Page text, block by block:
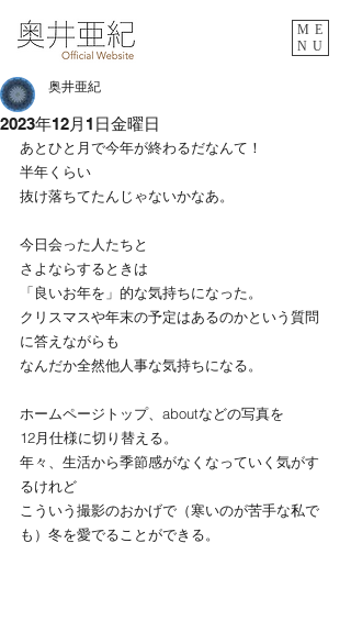
ME
NU
2023年12月1日金曜日
奥井亜紀
あとひと月で今年が終わるだなんて！
半年くらい
抜け落ちてたんじゃないかなあ。
今日会った人たちと
さよならするときは
「良いお年を」的な気持ちになった。
クリスマスや年末の予定はあるのかという質問
に答えながらも
なんだか全然他人事な気持ちになる。
ホームページトップ、aboutなどの写真を
12月仕様に切り替える。
年々、生活から季節感がなくなっていく気がす
るけれど
こういう撮影のおかげで（寒いのが苦手な私で
も）冬を愛でることができる。